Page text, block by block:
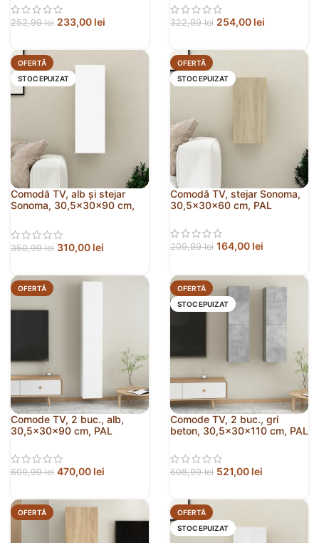
252,99lei 233,00 lei 322,99lei 254,00 lei
OFERTĂ
STOC EPUIZAT
Comodă TV, alb și stejar
Sonoma, 30,5x30x90 cm,
350,99lei 310,00 lei
OFERTĂ
STOC EPUIZAT
Comodă TV, stejar Sonoma,
30,5x30x60 cm, PAL
209,99lei 164,00 lei
OFERTĂ
Comode TV, 2 buc., alb,
30,5x30x90 cm, PAL
609,99lei 470,00 lei
OFERTĂ
STOC EPUIZAT
Comode TV, 2 buc., gri
beton, 30,5x30x110 cm, PAL
608,99lei 521,00 lei
OFERTĂ
OFERTĂ
STOC EPUIZAT